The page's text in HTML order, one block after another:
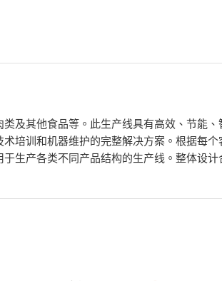
及其他食品等。此生产线具有高效、节能、
培训和机器维护的完整解决方案。根据每
生产各类不同产品结构的生产线。整体设